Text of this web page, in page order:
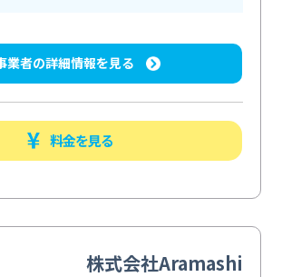
業者の詳細情報を見る
料金を見る
株式会社Aramashi